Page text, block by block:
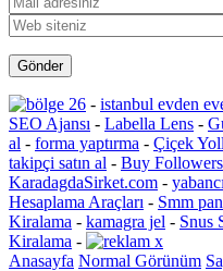
- istanbul evden
SEO Ajansı - Labella Lens -
al - forma yaptırma - Çiçek
takipçi satın al - Buy Followers
KaradagdaSirket.com -
Hesaplama Araçları - Smm
Kiralama - kamagra jel - Snus
Kiralama -
Anasayfa Normal Görünüm